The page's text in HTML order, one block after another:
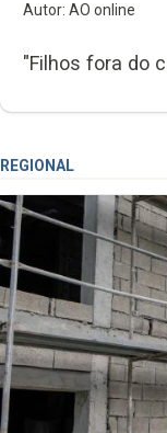
Autor: AO online
"Filhos fora do
REGIONAL